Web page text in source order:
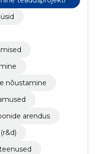
nõustamine
arendus